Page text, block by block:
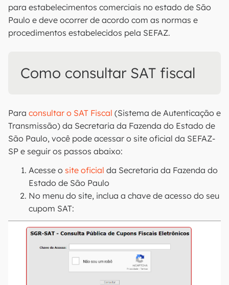
para estabelecimentos comerciais no estado de São
Paulo e deve ocorrer de acordo com as normas e
procedimentos estabelecidos pela SEFAZ.
Como consultar SAT fiscal
Para consultar o SAT Fiscal (Sistema de Autenticação e
Transmissão) da Secretaria da Fazenda do Estado de
São Paulo, você pode acessar o site oficial da SEFAZ-
SP e seguir os passos abaixo:
Acesse o site oficial da Secretaria da Fazenda do
Estado de São Paulo
No menu do site, inclua a chave de acesso do seu
cupom SAT: